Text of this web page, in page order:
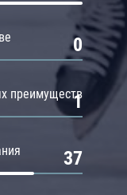
0
преимуществ
1
37